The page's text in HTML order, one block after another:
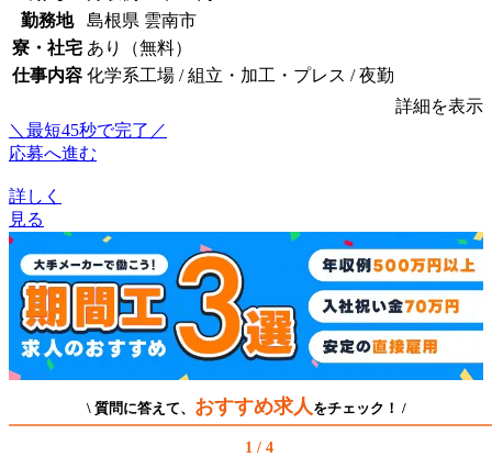
勤務地
島根県 雲南市
寮・社宅 あり（無料）
仕事内容 化学系工場 / 組立・加工・プレス / 夜勤
詳細を表示
＼最短45秒で完了／
応募へ進む
詳しく
見る
\ 質問に答えて、 おすすめ求人 をチェック！ /
1 / 4